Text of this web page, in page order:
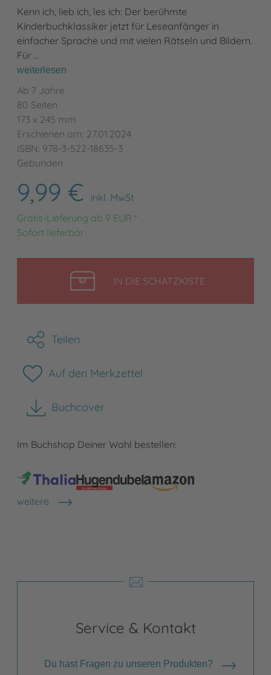
Kenn ich, lieb ich, les ich: Der berühmte
Kinderbuchklassiker jetzt für Leseanfänger in
einfacher Sprache und mit vielen Rätseln und Bildern.
Für …
weiterlesen
Ab 7 Jahre
80 Seiten
173 x 245 mm
Erschienen am: 27.01.2024
ISBN: 978-3-522-18635-3
Gebunden
9,99 €
inkl. MwSt
Gratis-Lieferung ab 9 EUR *
Sofort lieferbar
IN DIE SCHATZKISTELEGEN
Teilen
Auf den Merkzettel
Buchcover
herunterladen
Im Buchshop Deiner Wahl bestellen:
weitere
Shops anzeigen
Service & Kontakt
Du hast Fragen zu unseren Produkten?